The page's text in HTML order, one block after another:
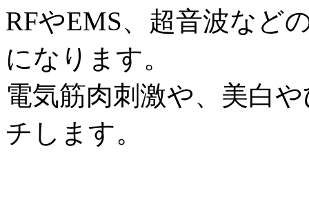
RFやEMS、超音波など
になります。
電気筋肉刺激や、美白
チします。